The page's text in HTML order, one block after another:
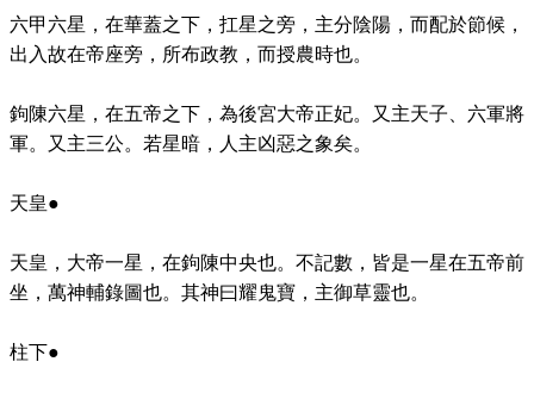
六甲六星，在華蓋之下，扛星之旁，主分陰陽，而配於節候，
出入故在帝座旁，所布政教，而授農時也。
鉤陳六星，在五帝之下，為後宮大帝正妃。又主天子、六軍將
軍。又主三公。若星暗，人主凶惡之象矣。
天皇●
天皇，大帝一星，在鉤陳中央也。不記數，皆是一星在五帝前
坐，萬神輔錄圖也。其神曰耀鬼寶，主御草靈也。
柱下●